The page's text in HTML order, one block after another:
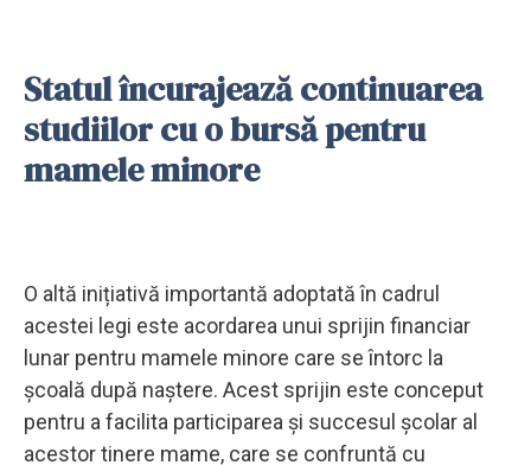
Statul încurajează continuarea
studiilor cu o bursă pentru
mamele minore
O altă inițiativă importantă adoptată în cadrul
acestei legi este acordarea unui sprijin financiar
lunar pentru mamele minore care se întorc la
școală după naștere. Acest sprijin este conceput
pentru a facilita participarea și succesul școlar al
acestor tinere mame, care se confruntă cu